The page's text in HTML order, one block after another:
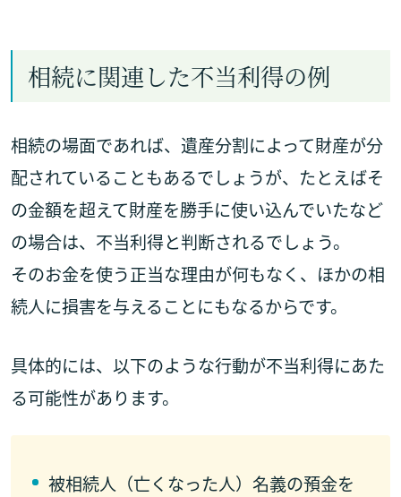
相続に関連した不当利得の例
相続の場面であれば、遺産分割によって財産が分
配されていることもあるでしょうが、たとえばそ
の金額を超えて財産を勝手に使い込んでいたなど
の場合は、不当利得と判断されるでしょう。
そのお金を使う正当な理由が何もなく、ほかの相
続人に損害を与えることにもなるからです。
具体的には、以下のような行動が不当利得にあた
る可能性があります。
被相続人（亡くなった人）名義の預金を